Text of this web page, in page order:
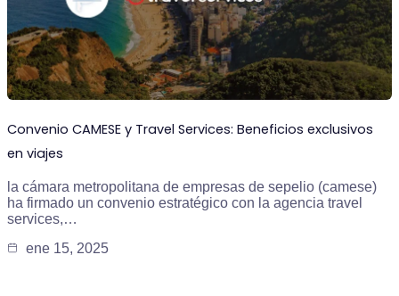
Convenio CAMESE y Travel Services: Beneficios exclusivos
en viajes
la cámara metropolitana de empresas de sepelio (camese)
ha firmado un convenio estratégico con la agencia travel
services,…
ene 15, 2025